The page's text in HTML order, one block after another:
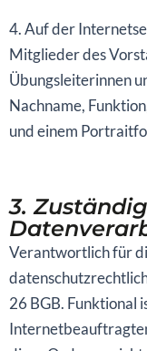
4. Auf der
Mitglieder des
Übungsleiterinnen
Nachname,
und einem
3.
Verantwortlich für
26 BGB. Funktional